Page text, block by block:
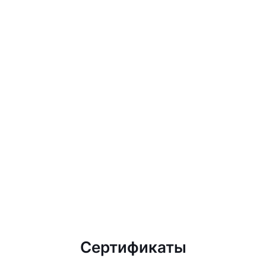
Сертификаты